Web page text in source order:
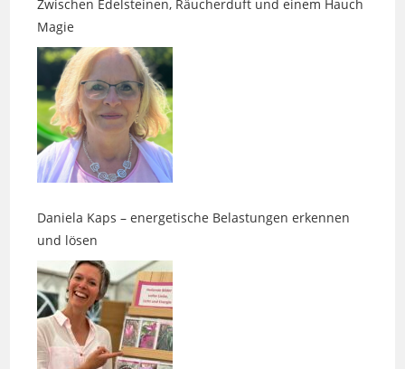
Daniela Kaps – energetische Belastungen erkennen